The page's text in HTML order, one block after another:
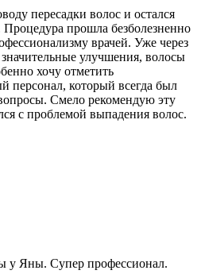
пересадки волос и остался
Процедура прошла безболезненно
врачей. Уже через
улучшения, волосы
хочу отметить
персонал, который всегда был
Смело рекомендую эту
с проблемой выпадения волос.
у Яны. Супер профессионал.